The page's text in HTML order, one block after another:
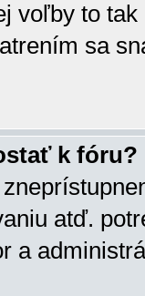
voľby to
sa
k fóru?
atď.
a